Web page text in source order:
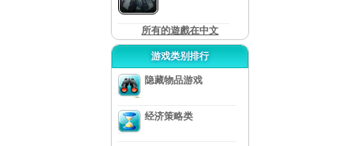
所有的遊戲在中文
游戏类别排行
隐藏物品游戏
经济策略类